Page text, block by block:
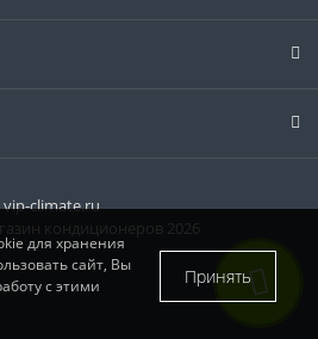
vip-climate.ru
кондиционеров 2026
для хранения
сайт, Вы
с этими
Принять